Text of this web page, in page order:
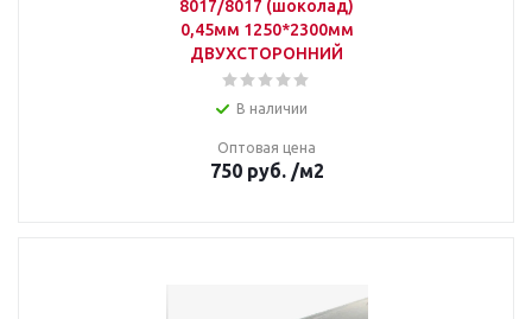
8017/8017 (шоколад)
0,45мм 1250*2300мм
ДВУХСТОРОННИЙ
В наличии
Оптовая цена
750руб. /м2